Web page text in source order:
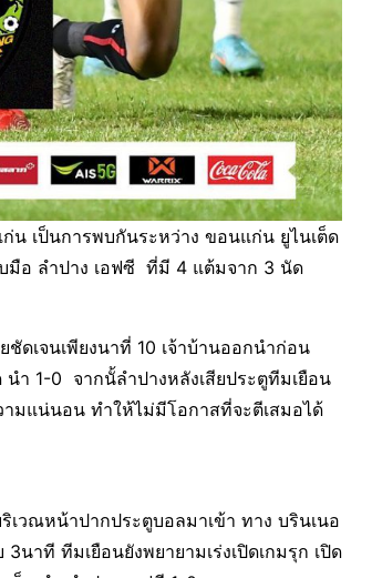
เป็นการพบกันระหว่าง ขอนแก่น ยูไนเต็ด
มือ ลำปาง เอฟซี ที่มี 4 แต้มจาก 3 นัด
ดเจนเพียงนาที่ 10 เจ้าบ้านออกนำก่อน
ำ 1-0 จากนั้ลำปางหลังเสียประตูทีมเยือน
ามแน่นอน ทำให้ไม่มีโอกาสที่จะตีเสมอได้
วณหน้าปากประตูบอลมาเข้า ทาง บรินเนอ
นาที ทีมเยือนยังพยายามเร่งเปิดเกมรุก เปิด